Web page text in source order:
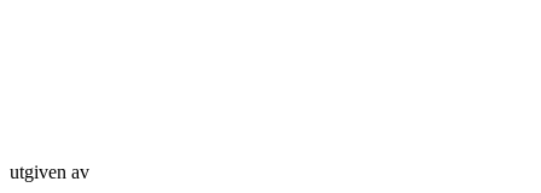
utgiven av